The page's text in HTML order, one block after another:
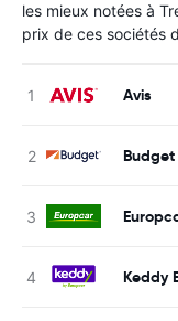
les mieux notées à
prix de ces sociétés
Avis
Budget
Keddy